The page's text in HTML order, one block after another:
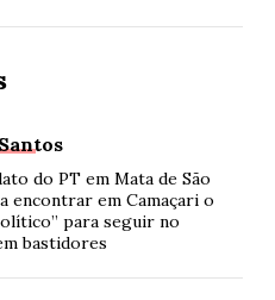
do PT em Mata de São
encontrar em Camaçari o
para seguir no
bastidores